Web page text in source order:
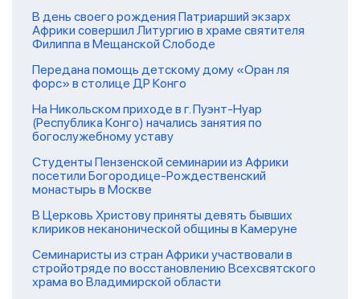
В день своего рождения Патриарший экзарх
Африки совершил Литургию в храме святителя
Филиппа в Мещанской Слободе
Передана помощь детскому дому «Оран ля
форс» в столице ДР Конго
На Никольском приходе в г. Пуэнт-Нуар
(Республика Конго) начались занятия по
богослужебному уставу
Студенты Пензенской семинарии из Африки
посетили Богородице-Рождественский
монастырь в Москве
В Церковь Христову приняты девять бывших
клириков неканонической общины в Камеруне
Семинаристы из стран Африки участвовали в
стройотряде по восстановлению Всехсвятского
храма во Владимирской области